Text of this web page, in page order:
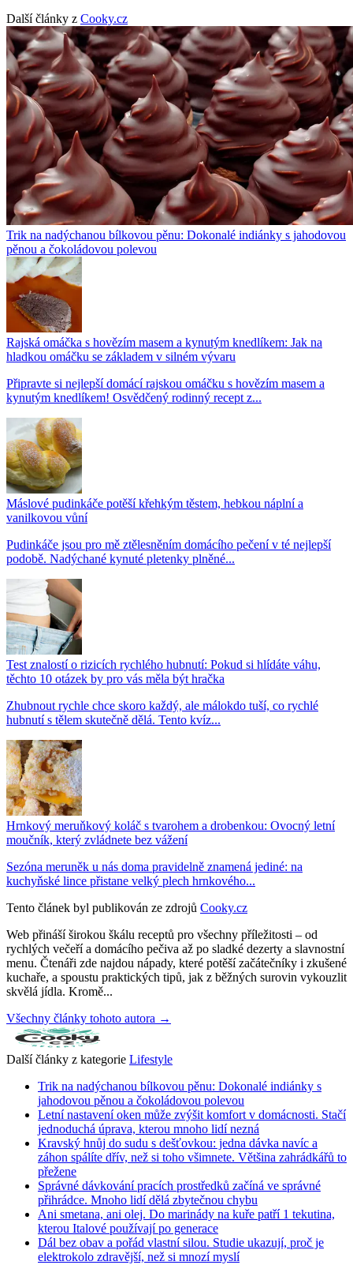
Další články z Cooky.cz
Trik na nadýchanou bílkovou pěnu: Dokonalé indiánky s jahodovou
pěnou a čokoládovou polevou
Rajská omáčka s hovězím masem a kynutým knedlíkem: Jak na
hladkou omáčku se základem v silném vývaru
Připravte si nejlepší domácí rajskou omáčku s hovězím masem a
kynutým knedlíkem! Osvědčený rodinný recept z...
Máslové pudinkáče potěší křehkým těstem, hebkou náplní a
vanilkovou vůní
Pudinkáče jsou pro mě ztělesněním domácího pečení v té nejlepší
podobě. Nadýchané kynuté pletenky plněné...
Test znalostí o rizicích rychlého hubnutí: Pokud si hlídáte váhu,
těchto 10 otázek by pro vás měla být hračka
Zhubnout rychle chce skoro každý, ale málokdo tuší, co rychlé
hubnutí s tělem skutečně dělá. Tento kvíz...
Hrnkový meruňkový koláč s tvarohem a drobenkou: Ovocný letní
moučník, který zvládnete bez vážení
Sezóna meruněk u nás doma pravidelně znamená jediné: na
kuchyňské lince přistane velký plech hrnkového...
Tento článek byl publikován ze zdrojů Cooky.cz
Web přináší širokou škálu receptů pro všechny příležitosti – od
rychlých večeří a domácího pečiva až po sladké dezerty a slavnostní
menu. Čtenáři zde najdou nápady, které potěší začátečníky i zkušené
kuchaře, a spoustu praktických tipů, jak z běžných surovin vykouzlit
skvělá jídla. Kromě...
Všechny články tohoto autora →
Další články z kategorie Lifestyle
Trik na nadýchanou bílkovou pěnu: Dokonalé indiánky s
jahodovou pěnou a čokoládovou polevou
Letní nastavení oken může zvýšit komfort v domácnosti. Stačí
jednoduchá úprava, kterou mnoho lidí nezná
Kravský hnůj do sudu s dešťovkou: jedna dávka navíc a
záhon spálíte dřív, než si toho všimnete. Většina zahrádkářů to
přežene
Správné dávkování pracích prostředků začíná ve správné
přihrádce. Mnoho lidí dělá zbytečnou chybu
Ani smetana, ani olej. Do marinády na kuře patří 1 tekutina,
kterou Italové používají po generace
Dál bez obav a pořád vlastní silou. Studie ukazují, proč je
elektrokolo zdravější, než si mnozí myslí